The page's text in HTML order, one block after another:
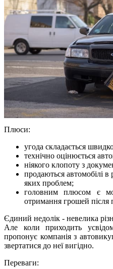
Плюси:
угода складається
технічно оцінюється
ніякого клопоту з
продаються автомобілі в
яких проблем;
головним плюсом є
отримання грошей після
Єдиний недолік - невелика
Але коли приходить
пропонує компанія з
звертатися до неї вигідно.
Переваги: